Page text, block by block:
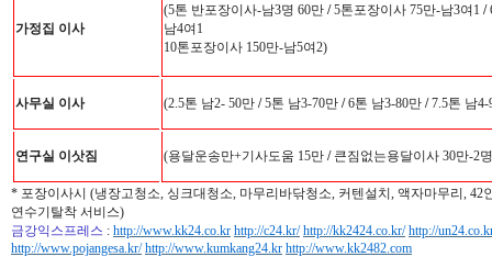
가정집 이사
(5톤 반포장이사-남3명 60만 /5톤포장이사 75만-남3여1 /
남4여1
10톤포장이사 150만-남5여2)
사무실 이사 (2.5톤 남2- 50만 /5톤 남3-70만 /6톤 남3-80만 /7.5톤 남
연구실 이삿짐 (용달운송만+기사도움 15만 /큰짐없는용달이사 30만-2
* 포장이사시 (냉장고청소, 싱크대청소, 마무리바닦청소, 커텐설치, 액자마무리,
연수기탈착 서비스)
금강익스프레스 : http://www.kk24.co.kr http://c24.kr/ http://kk2424.co.kr/ http://
http://www.pojangesa.kr/ http://www.kumkang24.kr http://www.kk2482.com